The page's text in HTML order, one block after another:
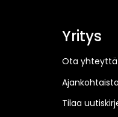
Yritys
Ota yhteyttä
Ajankohtaista
Tilaa